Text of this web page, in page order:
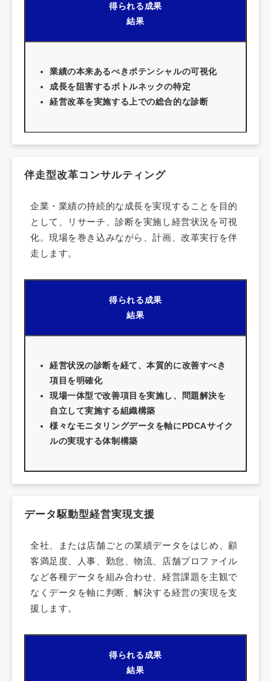
得られる成果
結果
業績の本来あるべきポテンシャルの可視化
成長を阻害するボトルネックの特定
経営改革を実施する上での総合的な診断
伴走型改革コンサルティング
企業・業績の持続的な成長を実現することを目的
として、リサーチ、診断を実施し経営状況を可視
化。現場を巻き込みながら、計画、改革実行を伴
走します。
得られる成果
結果
経営状況の診断を経て、本質的に改善すべき
項目を明確化
現場一体型で改善項目を実施し、問題解決を
自立して実施する組織構築
様々なモニタリングデータを軸にPDCAサイク
ルの実現する体制構築
データ駆動型経営実現支援
全社、または店舗ごとの業績データをはじめ、顧
客満足度、人事、勤怠、物流、店舗プロファイル
など各種データを組み合わせ、経営課題を主観で
なくデータを軸に判断、解決する経営の実現を支
援します。
得られる成果
結果